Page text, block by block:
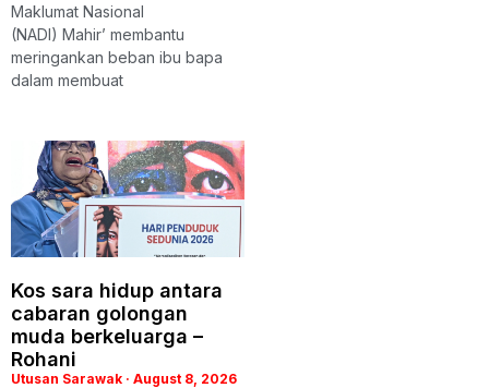
Maklumat Nasional
(NADI) Mahir’ membantu
meringankan beban ibu bapa
dalam membuat
Kos sara hidup antara
cabaran golongan
muda berkeluarga –
Rohani
Utusan Sarawak August 8, 2026